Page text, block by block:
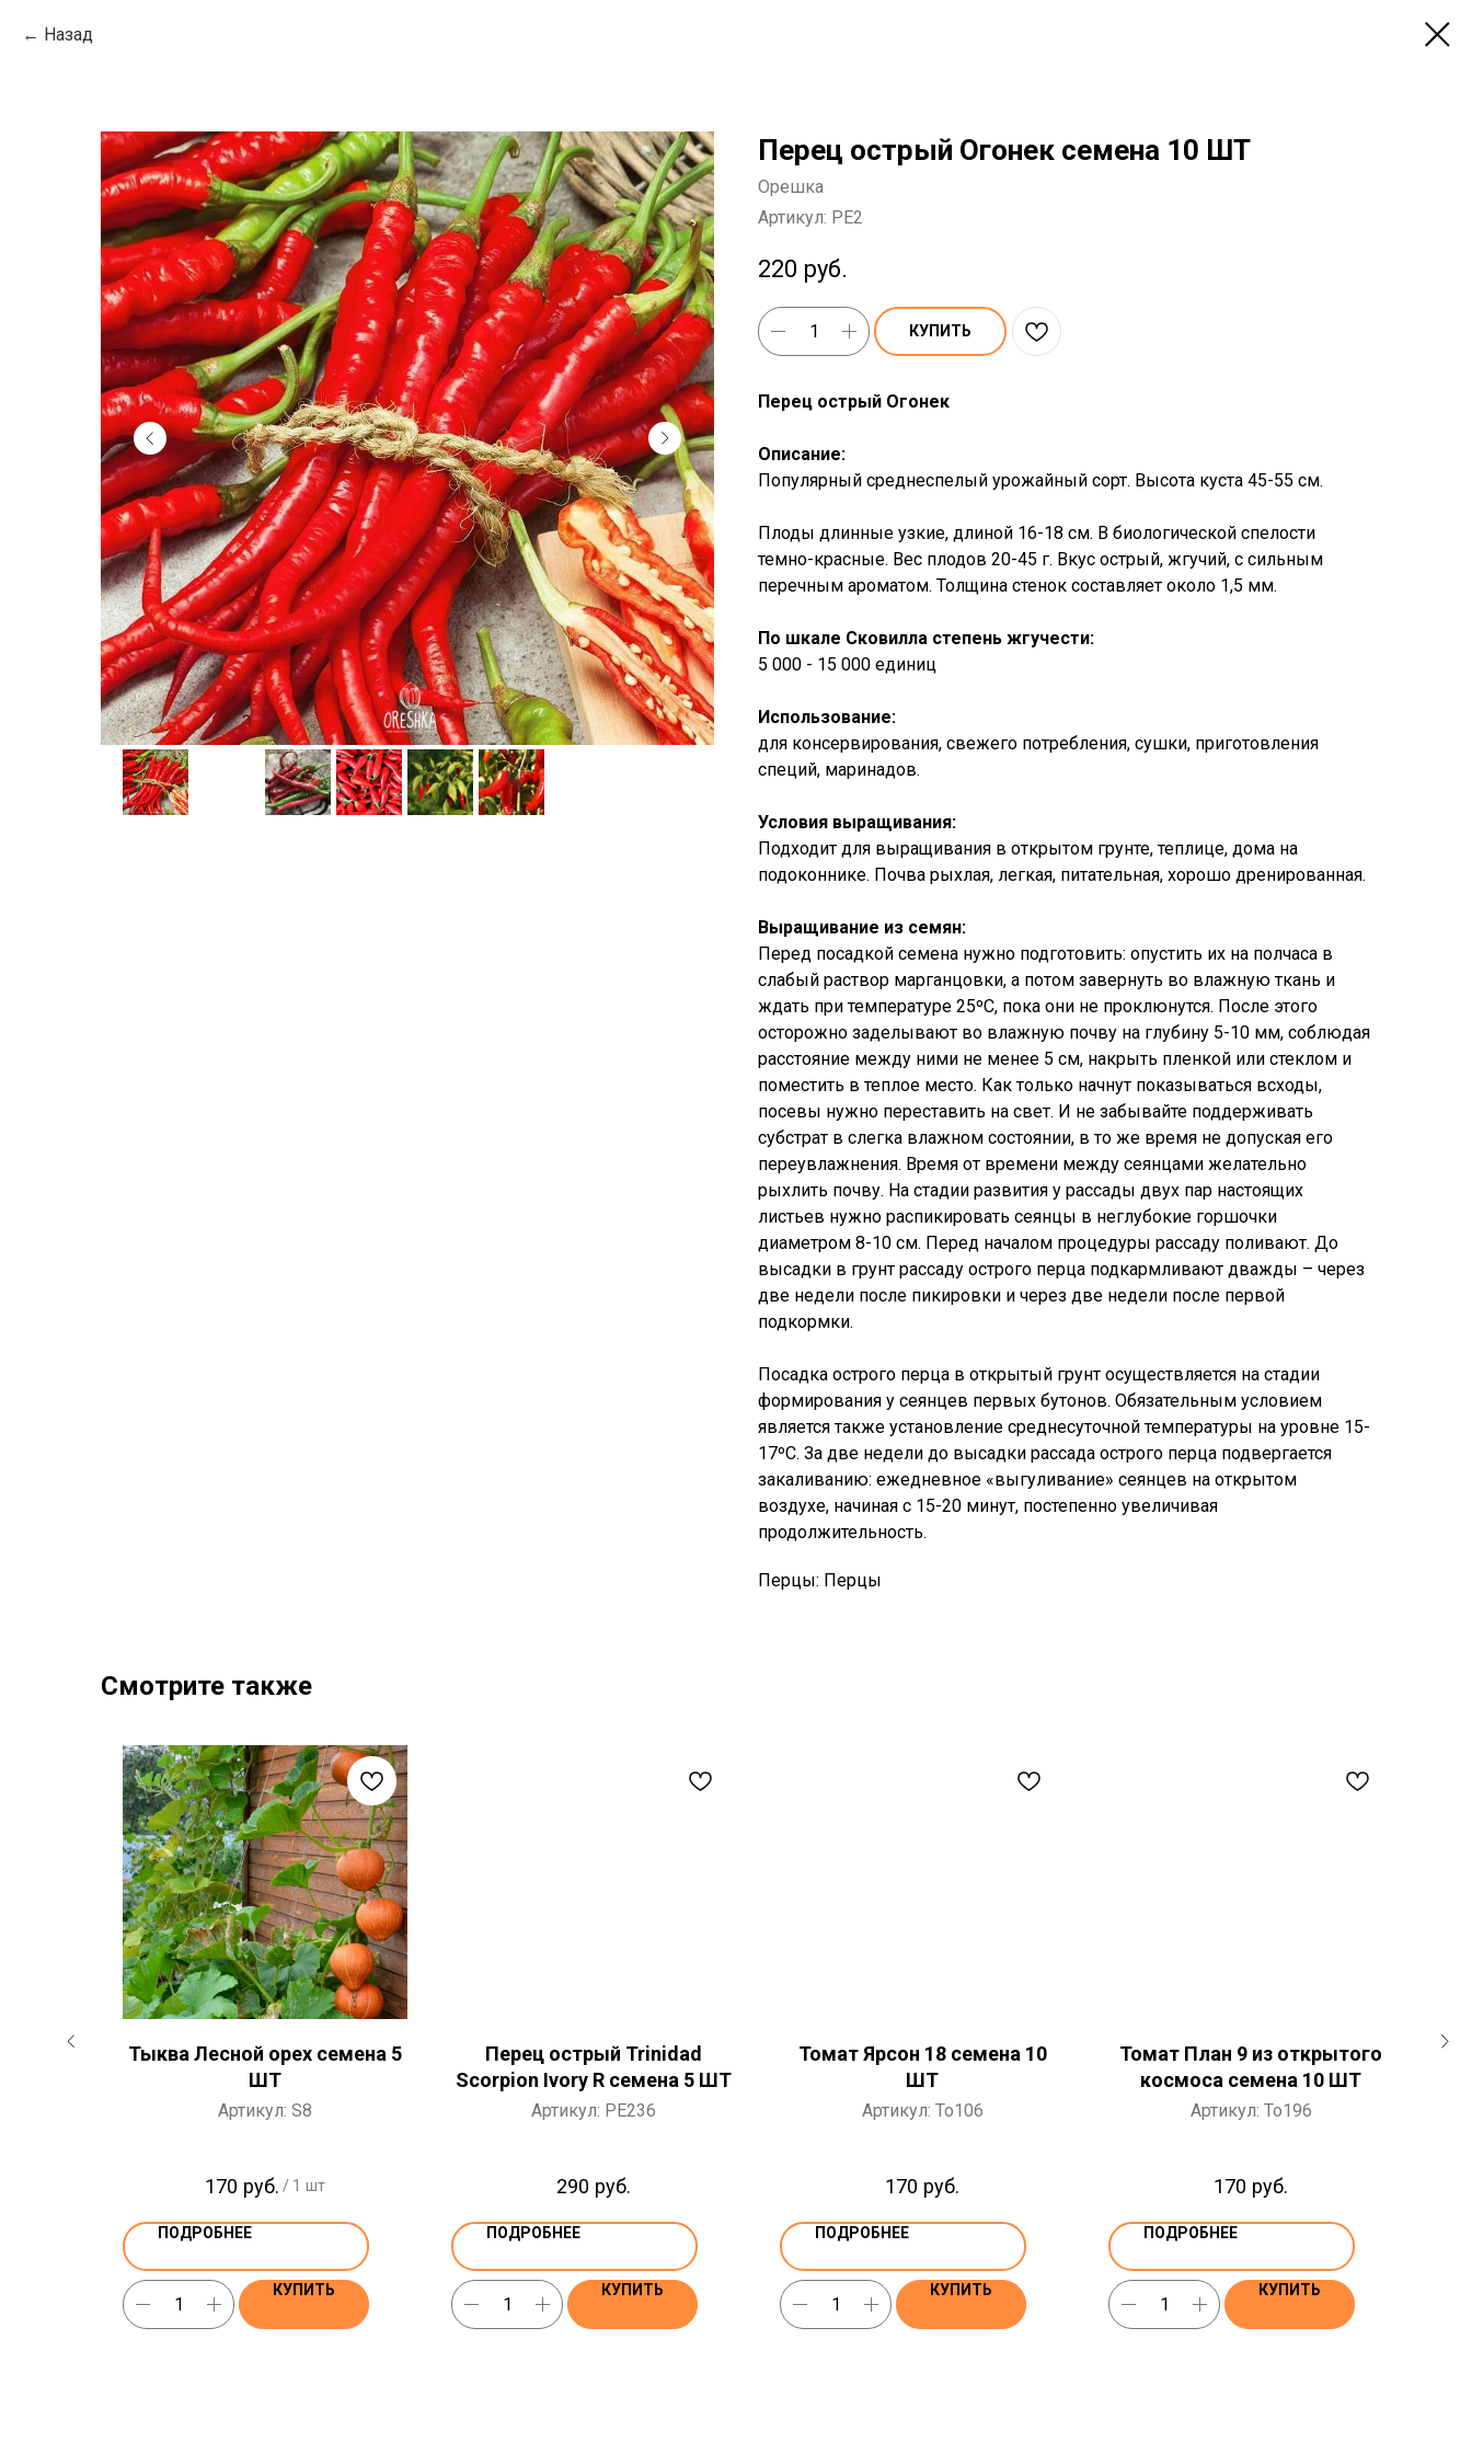
Назад
Перец острый Огонек семена 10 ШТ
Орешка
Артикул: PE2
220 руб.
КУПИТЬ
Перец острый Огонек
Описание:
Популярный среднеспелый урожайный сорт. Высота куста 45-55 см.
Плоды длинные узкие, длиной 16-18 см. В биологической спелости
темно-красные. Вес плодов 20-45 г. Вкус острый, жгучий, с сильным
перечным ароматом. Толщина стенок составляет около 1,5 мм.
По шкале Сковилла степень жгучести:
5 000 - 15 000 единиц
Использование:
для консервирования, свежего потребления, сушки, приготовления
специй, маринадов.
Условия выращивания:
Подходит для выращивания в открытом грунте, теплице, дома на
подоконнике. Почва рыхлая, легкая, питательная, хорошо дренированная.
Выращивание из семян:
Перед посадкой семена нужно подготовить: опустить их на полчаса в
слабый раствор марганцовки, а потом завернуть во влажную ткань и
ждать при температуре 25ºC, пока они не проклюнутся. После этого
осторожно заделывают во влажную почву на глубину 5-10 мм, соблюдая
расстояние между ними не менее 5 см, накрыть пленкой или стеклом и
поместить в теплое место. Как только начнут показываться всходы,
посевы нужно переставить на свет. И не забывайте поддерживать
субстрат в слегка влажном состоянии, в то же время не допуская его
переувлажнения. Время от времени между сеянцами желательно
рыхлить почву. На стадии развития у рассады двух пар настоящих
листьев нужно распикировать сеянцы в неглубокие горшочки
диаметром 8-10 см. Перед началом процедуры рассаду поливают. До
высадки в грунт рассаду острого перца подкармливают дважды – через
две недели после пикировки и через две недели после первой
подкормки.
Посадка острого перца в открытый грунт осуществляется на стадии
формирования у сеянцев первых бутонов. Обязательным условием
является также установление среднесуточной температуры на уровне 15-
17ºC. За две недели до высадки рассада острого перца подвергается
закаливанию: ежедневное «выгуливание» сеянцев на открытом
воздухе, начиная с 15-20 минут, постепенно увеличивая
продолжительность.
Перцы: Перцы
Смотрите также
Тыква Лесной орех семена 5
ШТ
Артикул: S8
170 руб. / 1 шт
ПОДРОБНЕЕ
КУПИТЬ
Перец острый Trinidad
Scorpion Ivory R семена 5 ШТ
Артикул: PE236
290 руб.
ПОДРОБНЕЕ
КУПИТЬ
Томат Ярсон 18 семена 10
ШТ
Артикул: To106
170 руб.
ПОДРОБНЕЕ
КУПИТЬ
Томат План 9 из открытого
космоса семена 10 ШТ
Артикул: To196
170 руб.
ПОДРОБНЕЕ
КУПИТЬ